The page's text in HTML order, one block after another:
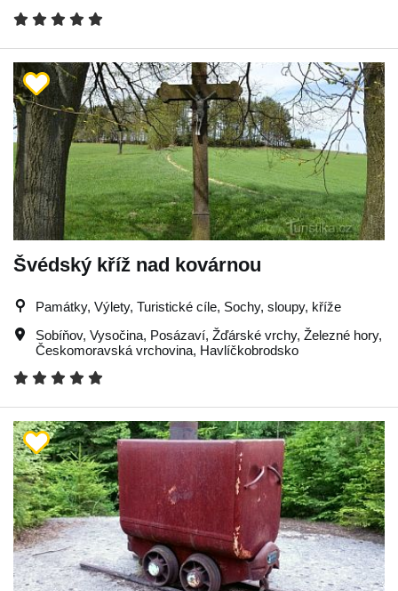
Švédský kříž nad kovárnou
Památky, Výlety, Turistické cíle, Sochy, sloupy, kříže
Sobíňov, Vysočina, Posázaví, Žďárské vrchy, Železné hory,
Českomoravská vrchovina, Havlíčkobrodsko